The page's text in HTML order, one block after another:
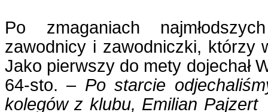
Po zmaganiach
zawodnicy i zawodniczki, którzy
Jako pierwszy do mety dojechał
64-sto. –Po starcie
kolegów z klubu, Emilian Pajzert